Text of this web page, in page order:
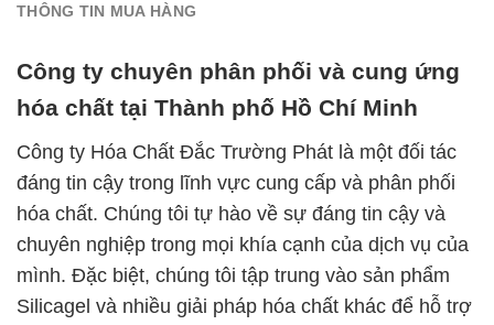
THÔNG TIN MUA HÀNG
Công ty chuyên phân phối và cung ứng
hóa chất tại Thành phố Hồ Chí Minh
Công ty Hóa Chất Đắc Trường Phát là một đối tác
đáng tin cậy trong lĩnh vực cung cấp và phân phối
hóa chất. Chúng tôi tự hào về sự đáng tin cậy và
chuyên nghiệp trong mọi khía cạnh của dịch vụ của
mình. Đặc biệt, chúng tôi tập trung vào sản phẩm
Silicagel và nhiều giải pháp hóa chất khác để hỗ trợ